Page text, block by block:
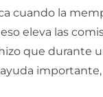
cuando la
eleva las
que durante
importante,